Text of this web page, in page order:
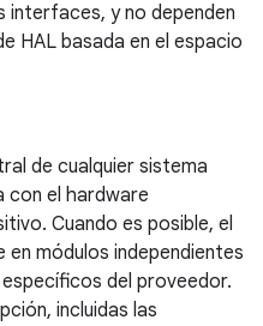
interfaces, y no dependen
HAL basada en el espacio
de cualquier sistema
con el hardware
Cuando es posible, el
en módulos independientes
del proveedor.
incluidas las